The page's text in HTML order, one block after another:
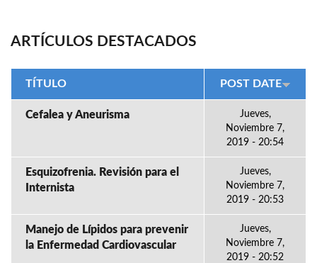
ARTÍCULOS DESTACADOS
TÍTULO POST DATE
Cefalea y Aneurisma
Jueves,
Noviembre 7,
2019 - 20:54
Esquizofrenia. Revisión para el
Internista
Jueves,
Noviembre 7,
2019 - 20:53
Manejo de Lípidos para prevenir
la Enfermedad Cardiovascular
Jueves,
Noviembre 7,
2019 - 20:52